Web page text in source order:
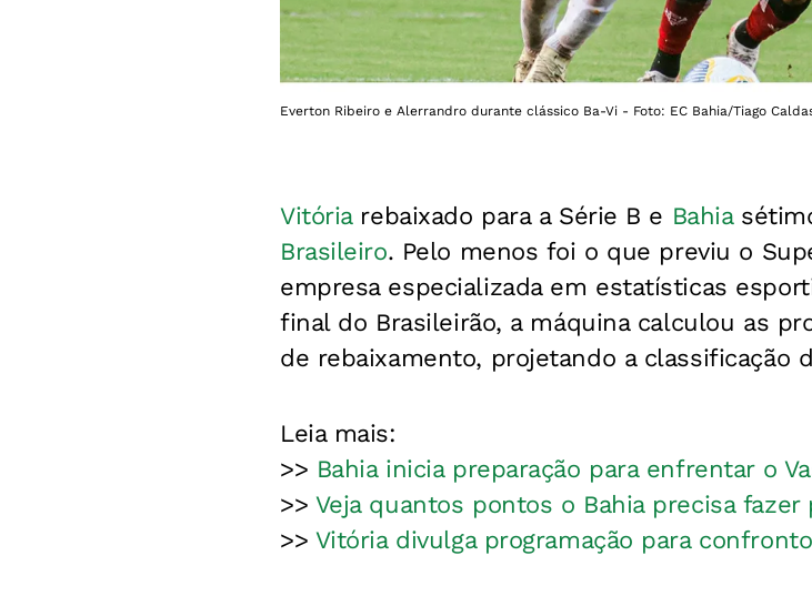
Everton Ribeiro e Alerrandro durante clássico Ba-Vi - Foto: EC Bahia/Tiago
Vitóriarebaixado para a Série B e Bahia
Brasileiro. Pelo menos foi o que previu o
empresa especializada em estatísticas
final do Brasileirão, a máquina calculou as
de rebaixamento, projetando a classificação
Leia mais:
>> Bahia inicia preparação para enfrentar o
>> Veja quantos pontos o Bahia precisa
>> Vitória divulga programação para